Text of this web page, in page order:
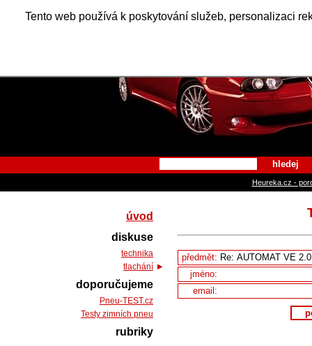
Tento web používá k poskytování služeb, personalizaci
Alfa
hledej
Heureka.cz -
předmět:
jméno:
email:
úvod
diskuse
technika
tlachání
doporučujeme
Pneu-TEST.cz
Testy zimních pneu
rubriky